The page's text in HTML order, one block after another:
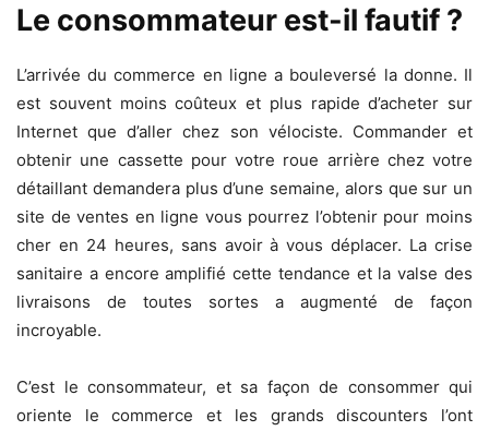
Le consommateur est-il fautif ?
L’arrivée du commerce en ligne a bouleversé la donne. Il
est souvent moins coûteux et plus rapide d’acheter sur
Internet que d’aller chez son vélociste. Commander et
obtenir une cassette pour votre roue arrière chez votre
détaillant demandera plus d’une semaine, alors que sur un
site de ventes en ligne vous pourrez l’obtenir pour moins
cher en 24 heures, sans avoir à vous déplacer. La crise
sanitaire a encore amplifié cette tendance et la valse des
livraisons de toutes sortes a augmenté de façon
incroyable.
C’est le consommateur, et sa façon de consommer qui
oriente le commerce et les grands discounters l’ont